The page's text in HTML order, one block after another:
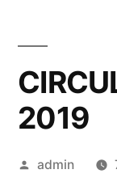
2019
Publicat
admin